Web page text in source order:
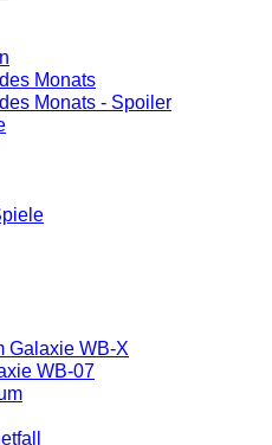
Monats
Monats - Spoiler
Galaxie WB-X
WB-07